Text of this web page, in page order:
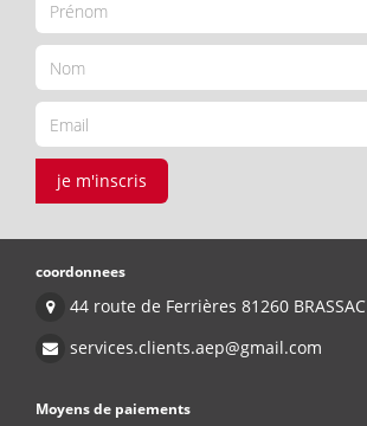
je m'inscris
coordonnees
44 route de Ferrières 81260 BRASSAC
services.clients.aep@gmail.com
Moyens de paiements